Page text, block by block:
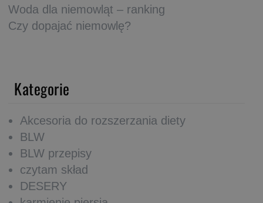
Woda dla niemowląt – ranking
Czy dopajać niemowlę?
Kategorie
Akcesoria do rozszerzania diety
BLW
BLW przepisy
czytam skład
DESERY